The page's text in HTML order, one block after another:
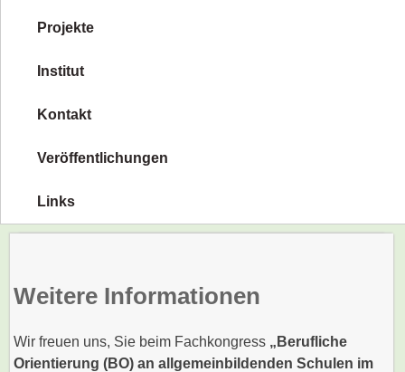
Projekte
Institut
Kontakt
Veröffentlichungen
Links
Weitere Informationen
Wir freuen uns, Sie beim Fachkongress „Berufliche
Orientierung (BO) an allgemeinbildenden Schulen im